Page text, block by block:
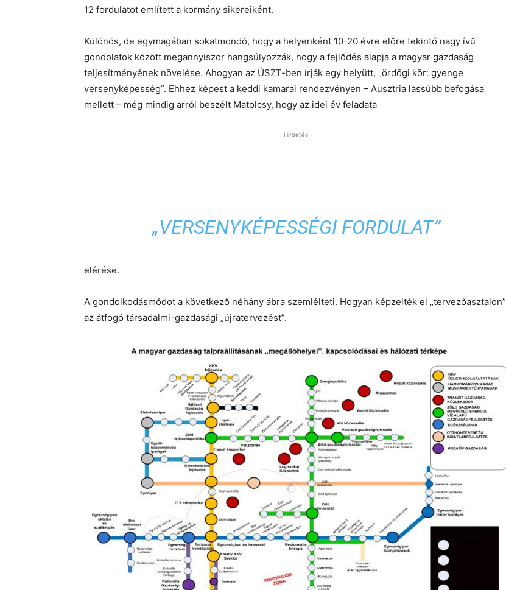
12 fordulatot említett a kormány sikereiként.
Különös, de egymagában sokatmondó, hogy a helyenként 10-20 évre előre tekintő nagy ívű
gondolatok között megannyiszor hangsúlyozzák, hogy a fejlődés alapja a magyar gazdaság
teljesítményének növelése. Ahogyan az ÚSZT-ben írják egy helyütt, „ördögi kör: gyenge
versenyképesség”. Ehhez képest a keddi kamarai rendezvényen – Ausztria lassúbb befogása
mellett – még mindig arról beszélt Matolcsy, hogy az idei év feladata
- Hirdetés -
„VERSENYKÉPESSÉGI FORDULAT”
elérése.
A gondolkodásmódot a következő néhány ábra szemlélteti. Hogyan képzelték el „tervezőasztalon”
az átfogó társadalmi-gazdasági „újratervezést”.